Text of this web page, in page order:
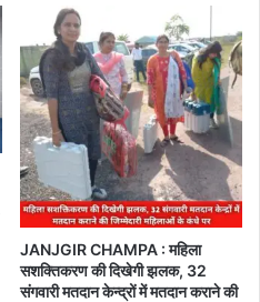
JANJGIR CHAMPA : महिला
सशक्तिकरण की दिखेगी झलक, 32
संगवारी मतदान केन्द्रों में मतदान कराने की